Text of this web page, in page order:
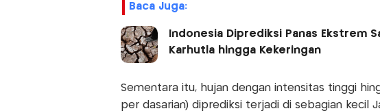
Baca Juga:
Indonesia Diprediksi Panas Ekstrem
Karhutla hingga Kekeringan
Sementara itu, hujan dengan intensitas tinggi
per dasarian) diprediksi terjadi di sebagian kecil